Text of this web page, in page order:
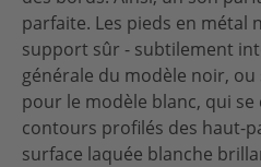
parfaite. Les pieds en métal
support sûr - subtilement
générale du modèle noir,
pour le modèle blanc, qui
contours profilés des haut-
surface laquée blanche